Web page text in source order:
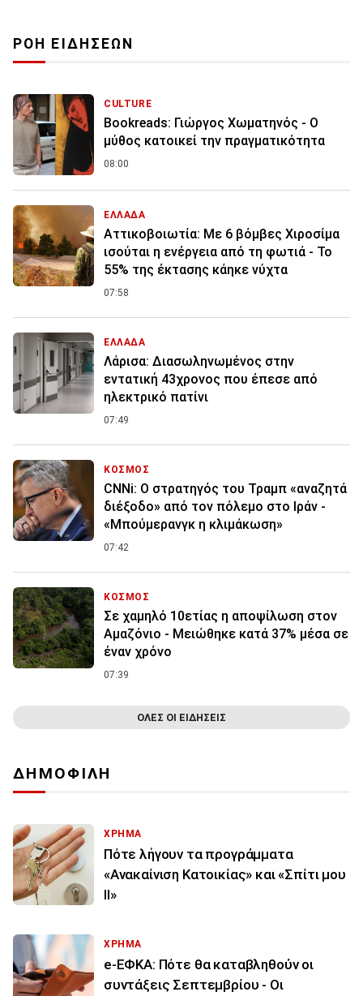
ΡΟΗ ΕΙΔΗΣΕΩΝ
CULTURE
Bookreads: Γιώργος Χωματηνός - Ο
μύθος κατοικεί την πραγματικότητα
08:00
ΕΛΛΑΔΑ
Αττικοβοιωτία: Με 6 βόμβες Χιροσίμα
ισούται η ενέργεια από τη φωτιά - Το
55% της έκτασης κάηκε νύχτα
07:58
ΕΛΛΑΔΑ
Λάρισα: Διασωληνωμένος στην
εντατική 43χρονος που έπεσε από
ηλεκτρικό πατίνι
07:49
ΚΟΣΜΟΣ
CNNi: Ο στρατηγός του Τραμπ «αναζητά
διέξοδο» από τον πόλεμο στο Ιράν -
«Μπούμερανγκ η κλιμάκωση»
07:42
ΚΟΣΜΟΣ
Σε χαμηλό 10ετίας η αποψίλωση στον
Αμαζόνιο - Μειώθηκε κατά 37% μέσα σε
έναν χρόνο
07:39
ΟΛΕΣ ΟΙ ΕΙΔΗΣΕΙΣ
ΔΗΜΟΦΙΛΗ
ΧΡΗΜΑ
Πότε λήγουν τα προγράμματα
«Ανακαίνιση Κατοικίας» και «Σπίτι μου
ΙΙ»
ΧΡΗΜΑ
e-ΕΦΚΑ: Πότε θα καταβληθούν οι
συντάξεις Σεπτεμβρίου - Οι